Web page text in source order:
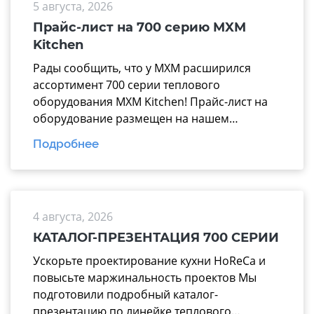
5 августа, 2026
Прайс-лист на 700 серию MXM
Kitchen
Рады сообщить, что у МХМ расширился
ассортимент 700 серии теплового
оборудования MXM Kitchen! Прайс-лист на
оборудование размещен на нашем
официальном сайте mariholod.com в
разделе «Прайс-лист». Дополнительную
информацию вы можете получить у
сотрудничество.
Подробнее
4 августа, 2026
КАТАЛОГ-ПРЕЗЕНТАЦИЯ 700 СЕРИИ
Ускорьте проектирование кухни HoReCa и
повысьте маржинальность проектов Мы
подготовили подробный каталог-